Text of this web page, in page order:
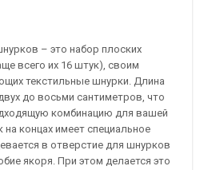
– это набор плоских
всего их 16 штук), своим
текстильные шнурки. Длина
до восьми сантиметров, что
комбинацию для вашей
концах имеет специальное
в отверстие для шнурков
якоря. При этом делается это